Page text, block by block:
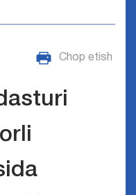
Chop etish